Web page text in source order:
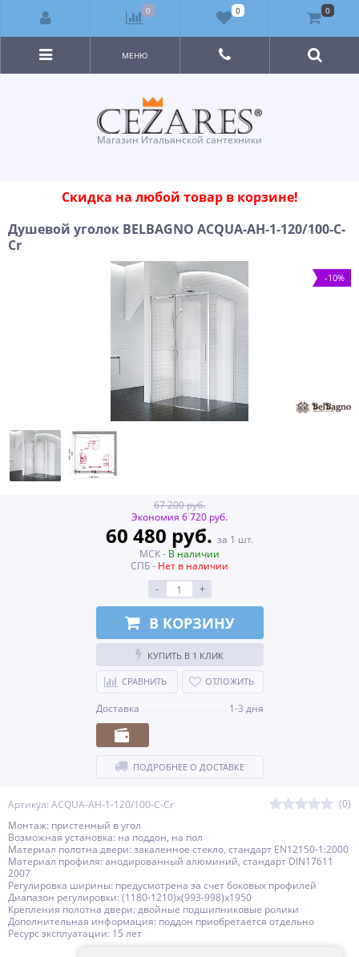
Магазин Итальянской сантехники
МЕНЮ
Скидка на любой товар в корзине!
Душевой уголок BELBAGNO ACQUA-AH-1-120/100-C-
Cr
-10%
Артикул: ACQUA-AH-1-120/100-C-Cr
(0)
Монтаж: пристенный в угол
Возможная установка: на поддон, на пол
Материал полотна двери: закаленное стекло, стандарт EN12150-1:2000
Материал профиля: анодированный алюминий, стандарт DIN17611
2007
Регулировка ширины: предусмотрена за счет боковых профилей
Диапазон регулировки: (1180-1210)x(993-998)x1950
Крепления полотна двери: двойные подшипниковые ролики
Дополнительная информация: поддон приобретается отдельно
Ресурс эксплуатации: 15 лет
67 200 руб.
Экономия 6 720 руб.
60 480 руб. за 1 шт.
МСК - В наличии
СПБ - Нет в наличии
-
+
В КОРЗИНУ
КУПИТЬ В 1 КЛИК
СРАВНИТЬ ОТЛОЖИТЬ
Доставка 1-3 дня
ПОДРОБНЕЕ О ДОСТАВКЕ
0 0 0